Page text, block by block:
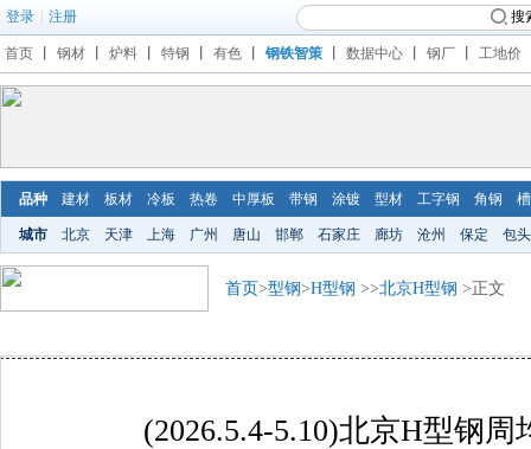
登录 注册 搜
首页 钢材 炉料 特钢 有色 钢铁智策 数据中心 钢厂 工地价
品种 建材 板材 冷板 热卷 中厚板 带钢 涂镀 型材 工字钢 角钢
城市 北京 天津 上海 广州 唐山 邯郸 石家庄 廊坊 沧州 保定 包头
首页>型钢>H型钢 >>北京H型钢 >正文
(2026.5.4-5.10)北京H型钢周